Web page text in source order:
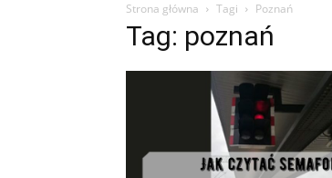
Strona główna Tagi Poznań
Tag: poznań